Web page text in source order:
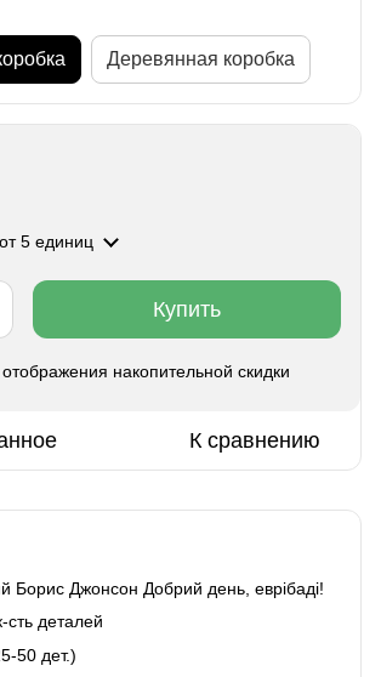
Деревянная коробка
от 5 единиц
Купить
накопительной скидки
К сравнению
Борис Джонсон Добрий день, еврібаді!
сть деталей
50 дет.)